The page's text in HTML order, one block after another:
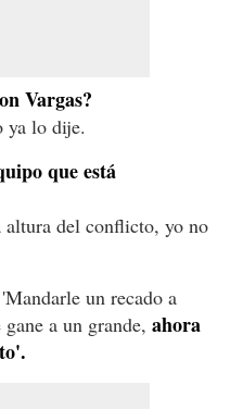
Vargas?
ya lo dije.
que está
del conflicto, yo no
un recado a
a un grande, ahora